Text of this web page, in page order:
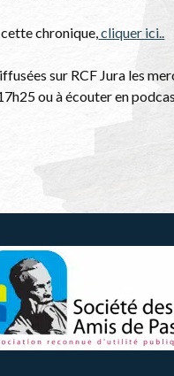
chronique,cliquer ici..
sur RCF Jura les
ou à écouter en